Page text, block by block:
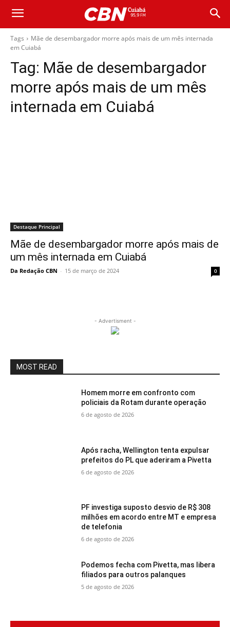
Tags
Mãe de desembargador morre após mais de um mês internada
em Cuiabá
Tag: Mãe de desembargador
morre após mais de um mês
internada em Cuiabá
Destaque Principal
Mãe de desembargador morre após mais de
um mês internada em Cuiabá
Da Redação CBN - 15 de março de 2024 0
- Advertisment -
MOST READ
Homem morre em confronto com
policiais da Rotam durante operação
6 de agosto de 2026
Após racha, Wellington tenta expulsar
prefeitos do PL que aderiram a Pivetta
6 de agosto de 2026
PF investiga suposto desvio de R$ 308
milhões em acordo entre MT e empresa
de telefonia
6 de agosto de 2026
Podemos fecha com Pivetta, mas libera
filiados para outros palanques
5 de agosto de 2026